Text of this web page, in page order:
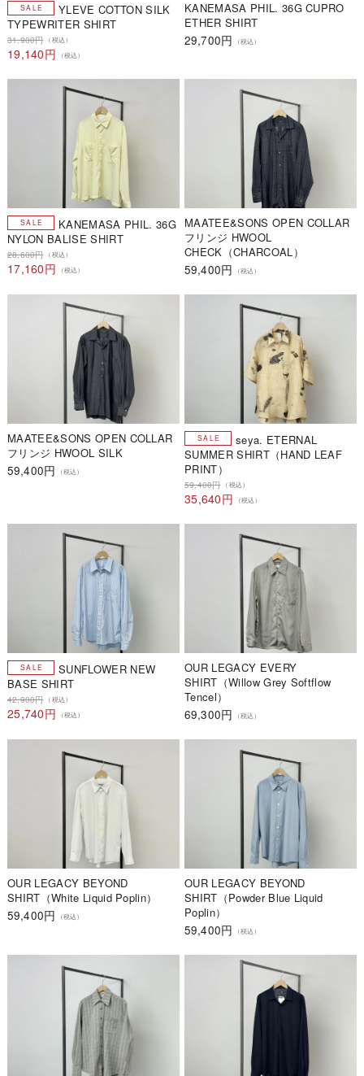
YLEVE COTTON SILK
TYPEWRITER SHIRT
31,900円 （税込）
19,140円 （税込）
KANEMASA PHIL. 36G CUPRO
ETHER SHIRT
29,700円
（税込）
KANEMASA PHIL. 36G
NYLON BALISE SHIRT
28,600円 （税込）
17,160円 （税込）
MAATEE&SONS OPEN COLLAR
フリンジ HWOOL
CHECK（CHARCOAL）
59,400円
（税込）
MAATEE&SONS OPEN COLLAR
フリンジ HWOOL SILK
59,400円
（税込）
seya. ETERNAL
SUMMER SHIRT（HAND LEAF
PRINT）
59,400円 （税込）
35,640円 （税込）
SUNFLOWER NEW
BASE SHIRT
42,900円 （税込）
25,740円 （税込）
OUR LEGACY EVERY
SHIRT（Willow Grey Softflow
Tencel）
69,300円
（税込）
OUR LEGACY BEYOND
SHIRT（White Liquid Poplin）
59,400円
（税込）
OUR LEGACY BEYOND
SHIRT（Powder Blue Liquid
Poplin）
59,400円
（税込）